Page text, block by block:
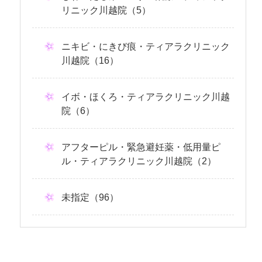
リニック川越院（5）
ニキビ・にきび痕・ティアラクリニック
川越院（16）
イボ・ほくろ・ティアラクリニック川越
院（6）
アフターピル・緊急避妊薬・低用量ピ
ル・ティアラクリニック川越院（2）
未指定（96）